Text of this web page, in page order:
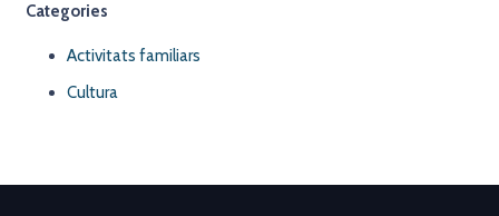
Categories
Activitats familiars
Cultura